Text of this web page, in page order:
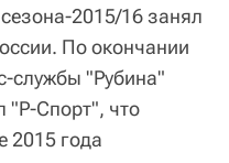
2015/16 занял
По окончании
службы "Рубина"
"Р-Спорт", что
2015 года